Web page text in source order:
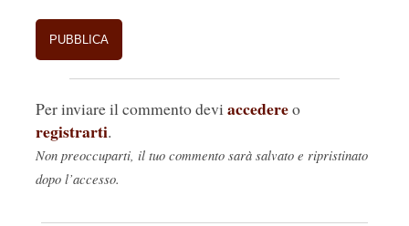
Per inviare il commento devi accedereo
registrarti.
Non preoccuparti, il tuo commento sarà salvato e ripristinato
dopo l’accesso.